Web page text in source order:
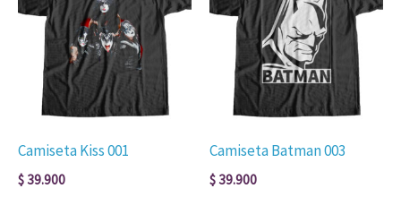
Camiseta Kiss 001
$39.900
tiene
múltiples
variantes.
opciones
elegir
Camiseta Batman 003
$39.900